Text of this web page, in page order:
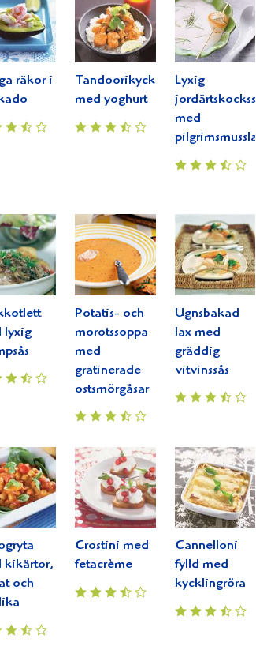
räkor i
Tandoorikyckling
med yoghurt
Lyxig
med
pilgrimsmussla
lyxig
Potatis- och
morotssoppa
med
gratinerade
ostsmörgåsar
Ugnsbakad
lax med
gräddig
vitvinssås
kikärtor,
och
Crostini med
fetacrème
Cannelloni
fylld med
kycklingröra